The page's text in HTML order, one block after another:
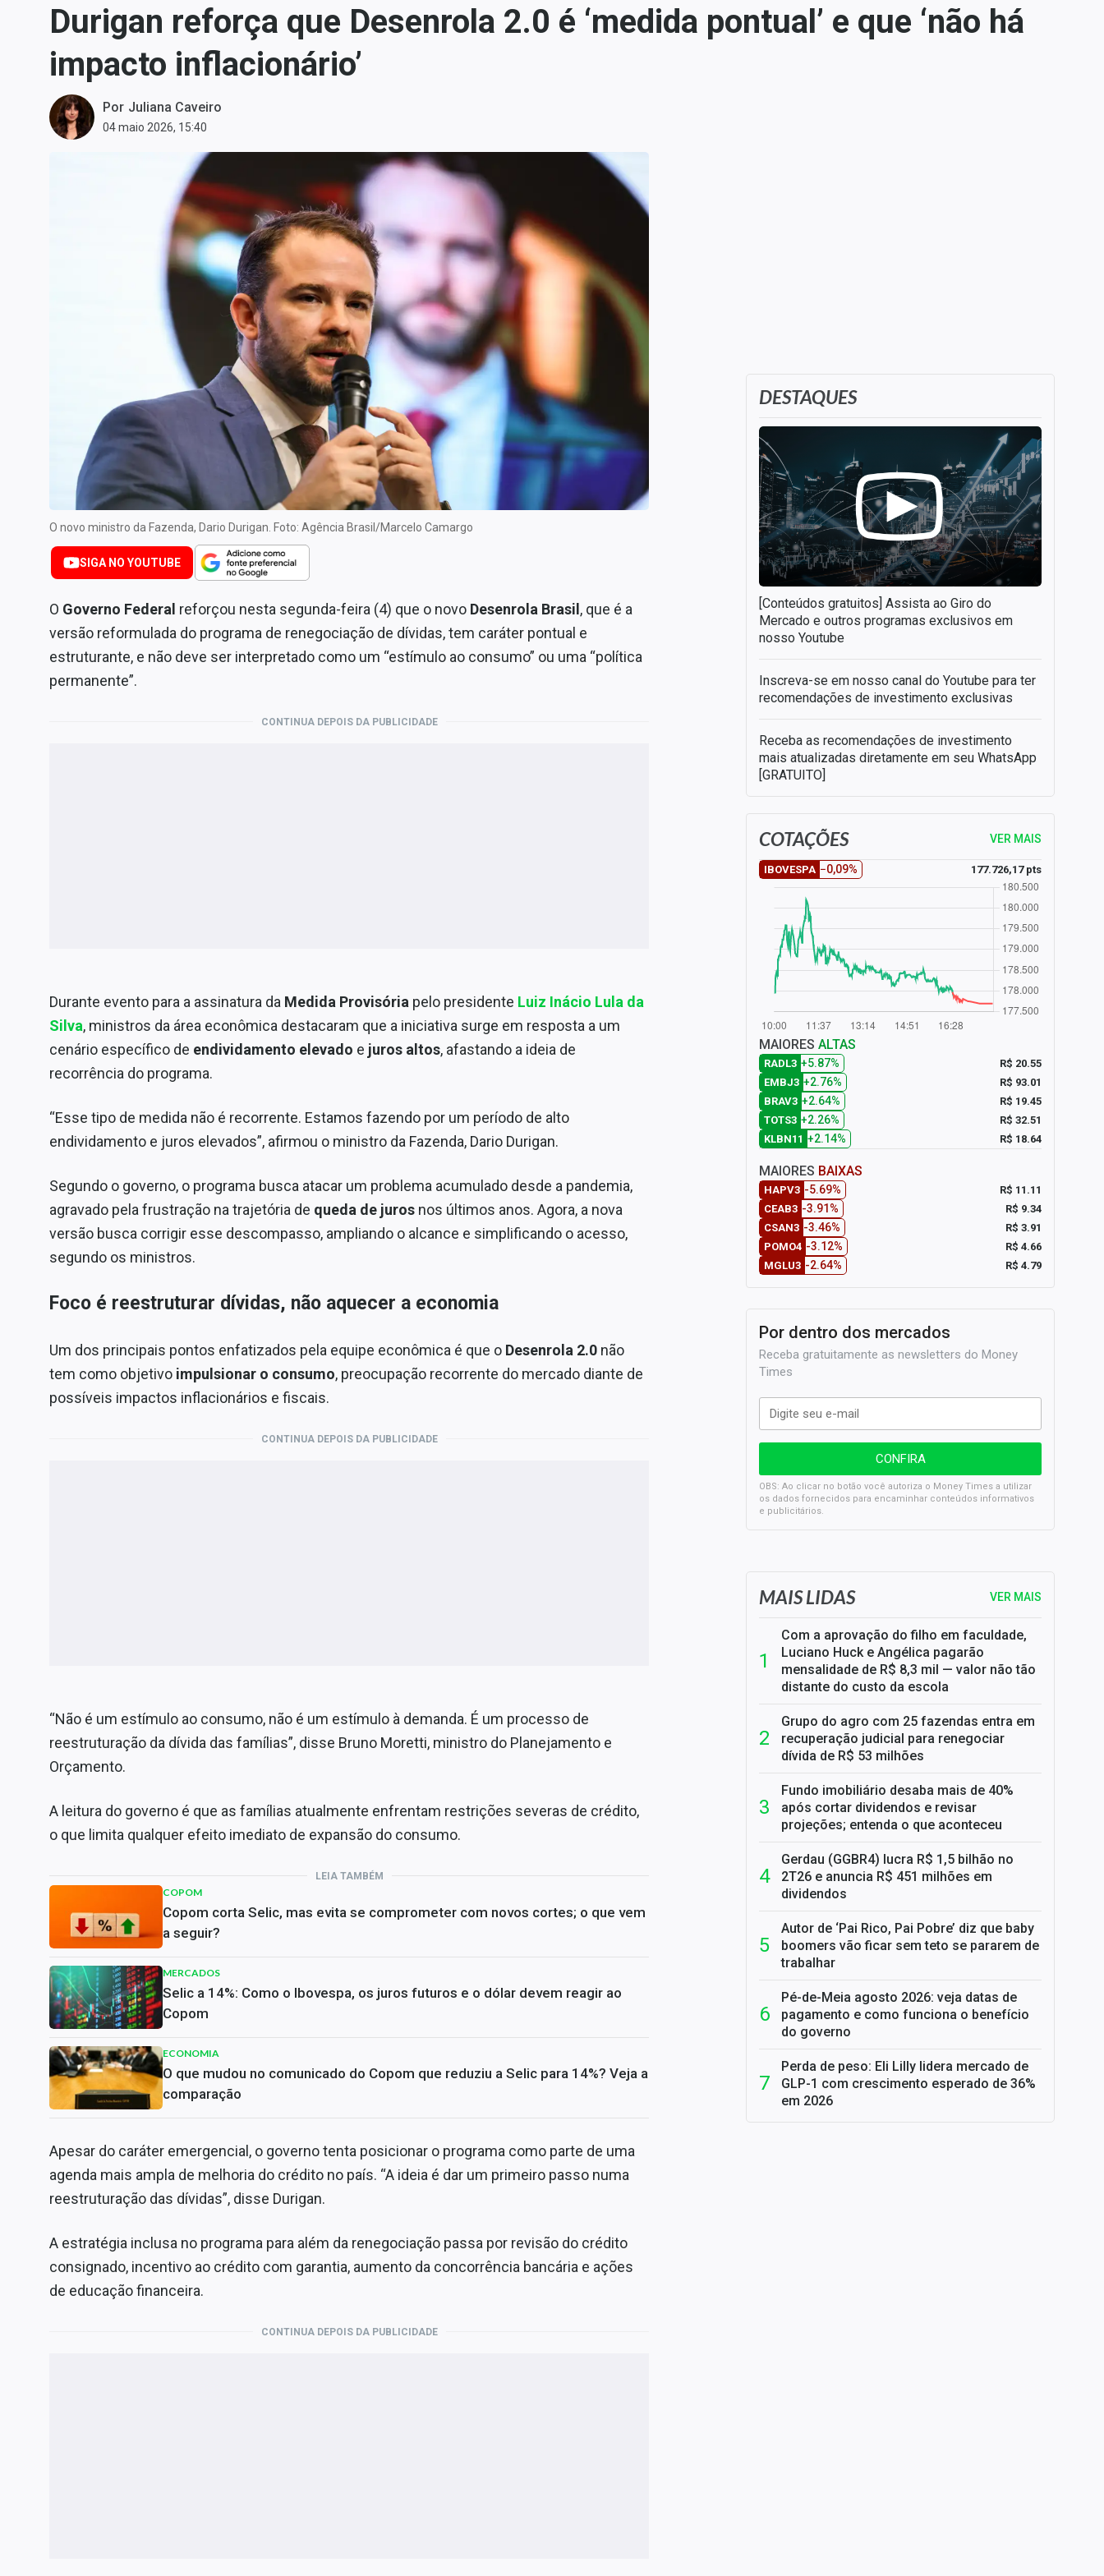
Carteiras Recomendadas
Central de Dividendos
Central de Fundos
Central dos IPOs
Renda Fixa
Conteúdo de Marca
Sobre
Expediente
Contato
Durigan reforça que Desenrola 2.0 é ‘medida pontual’ e que ‘não há
impacto inflacionário’
Por Juliana Caveiro
04 maio 2026, 15:40
O novo ministro da Fazenda, Dario Durigan. Foto: Agência Brasil/Marcelo Camargo
SIGA NO YOUTUBE
O Governo Federal reforçou nesta segunda-feira (4) que o novo Desenrola Brasil, que é a
versão reformulada do programa de renegociação de dívidas, tem caráter pontual e
estruturante, e não deve ser interpretado como um “estímulo ao consumo” ou uma “política
permanente”.
CONTINUA DEPOIS DA PUBLICIDADE
Durante evento para a assinatura da Medida Provisória pelo presidente Luiz Inácio Lula da
Silva, ministros da área econômica destacaram que a iniciativa surge em resposta a um
cenário específico de endividamento elevado e juros altos, afastando a ideia de
recorrência do programa.
“Esse tipo de medida não é recorrente. Estamos fazendo por um período de alto
endividamento e juros elevados”, afirmou o ministro da Fazenda, Dario Durigan.
Segundo o governo, o programa busca atacar um problema acumulado desde a pandemia,
agravado pela frustração na trajetória de queda de juros nos últimos anos. Agora, a nova
versão busca corrigir esse descompasso, ampliando o alcance e simplificando o acesso,
segundo os ministros.
Foco é reestruturar dívidas, não aquecer a economia
Um dos principais pontos enfatizados pela equipe econômica é que o Desenrola 2.0 não
tem como objetivo impulsionar o consumo, preocupação recorrente do mercado diante de
possíveis impactos inflacionários e fiscais.
CONTINUA DEPOIS DA PUBLICIDADE
“Não é um estímulo ao consumo, não é um estímulo à demanda. É um processo de
reestruturação da dívida das famílias”, disse Bruno Moretti, ministro do Planejamento e
Orçamento.
A leitura do governo é que as famílias atualmente enfrentam restrições severas de crédito,
o que limita qualquer efeito imediato de expansão do consumo.
LEIA TAMBÉM
COPOM
Copom corta Selic, mas evita se comprometer com novos cortes; o que vem
a seguir?
MERCADOS
Selic a 14%: Como o Ibovespa, os juros futuros e o dólar devem reagir ao
Copom
ECONOMIA
O que mudou no comunicado do Copom que reduziu a Selic para 14%? Veja a
comparação
Apesar do caráter emergencial, o governo tenta posicionar o programa como parte de uma
agenda mais ampla de melhoria do crédito no país. “A ideia é dar um primeiro passo numa
reestruturação das dívidas”, disse Durigan.
A estratégia inclusa no programa para além da renegociação passa por revisão do crédito
consignado, incentivo ao crédito com garantia, aumento da concorrência bancária e ações
de educação financeira.
CONTINUA DEPOIS DA PUBLICIDADE
DESTAQUES
[Conteúdos gratuitos] Assista ao Giro do
Mercado e outros programas exclusivos em
nosso Youtube
Inscreva-se em nosso canal do Youtube para ter
recomendações de investimento exclusivas
Receba as recomendações de investimento
mais atualizadas diretamente em seu WhatsApp
[GRATUITO]
COTAÇÕES VER MAIS
IBOVESPA −0,09% 177.726,17 pts
MAIORES ALTAS
RADL3 +5.87%
R$ 20.55
EMBJ3 +2.76%
R$ 93.01
BRAV3 +2.64%
R$ 19.45
TOTS3 +2.26%
R$ 32.51
KLBN11 +2.14% R$ 18.64
MAIORES BAIXAS
HAPV3 -5.69%
R$ 11.11
CEAB3 -3.91%
R$ 9.34
CSAN3 -3.46%
R$ 3.91
POMO4 -3.12%
R$ 4.66
MGLU3 -2.64% R$ 4.79
Por dentro dos mercados
Receba gratuitamente as newsletters do Money
Times
OBS: Ao clicar no botão você autoriza o Money Times a utilizar
os dados fornecidos para encaminhar conteúdos informativos
e publicitários.
SELIC em 14%: A repercussão da decisão sobre os JUROS
MAIS LIDAS VER MAIS
Com a aprovação do filho em faculdade,
Luciano Huck e Angélica pagarão
mensalidade de R$ 8,3 mil — valor não tão
distante do custo da escola
Grupo do agro com 25 fazendas entra em
recuperação judicial para renegociar
dívida de R$ 53 milhões
Fundo imobiliário desaba mais de 40%
após cortar dividendos e revisar
projeções; entenda o que aconteceu
Gerdau (GGBR4) lucra R$ 1,5 bilhão no
2T26 e anuncia R$ 451 milhões em
dividendos
Autor de ‘Pai Rico, Pai Pobre’ diz que baby
boomers vão ficar sem teto se pararem de
trabalhar
Pé-de-Meia agosto 2026: veja datas de
pagamento e como funciona o benefício
do governo
Perda de peso: Eli Lilly lidera mercado de
GLP-1 com crescimento esperado de 36%
em 2026